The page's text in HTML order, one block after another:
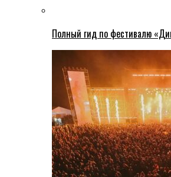
Полный гид по фестивалю